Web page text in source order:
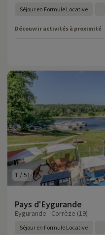
Séjour en Formule Locative
Découvrir activités à proximité
1 /51
Pays d'Eygurande
Eygurande - Corrèze (19)
Séjour en Formule Locative